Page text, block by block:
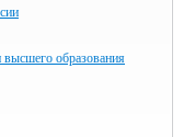
образования